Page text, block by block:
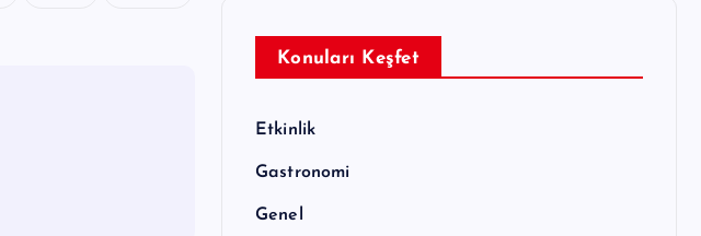
Konuları Keşfet
Etkinlik
Gastronomi
Genel